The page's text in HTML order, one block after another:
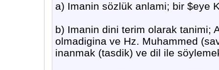
a) Imanin sözlük anlami; bir $eye
b) Imanin dini terim olarak tanimi;
olmadigina ve Hz. Muhammed
inanmak (tasdik) ve dil ile